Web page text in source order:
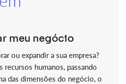
meu negócio
ou expandir a sua empresa?
recursos humanos, passando
das dimensões do negócio, o